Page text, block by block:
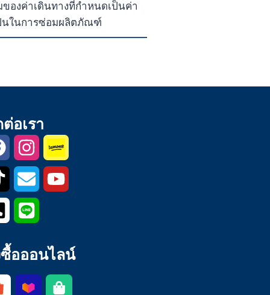
องค่าเดินทางที่กำหนดเป็นค่า
นในการซ่อมผลิตภัณฑ์
อเรา
อออนไลน์